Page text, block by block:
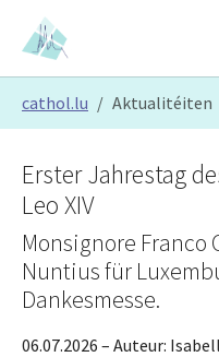
Skip to main content
Skip to page footer
cathol.lu Aktualitéiten
Erster Jahrestag
Leo XIV
Monsignore Franco
Nuntius für
Dankesmesse.
06.07.2026 – Auteur: